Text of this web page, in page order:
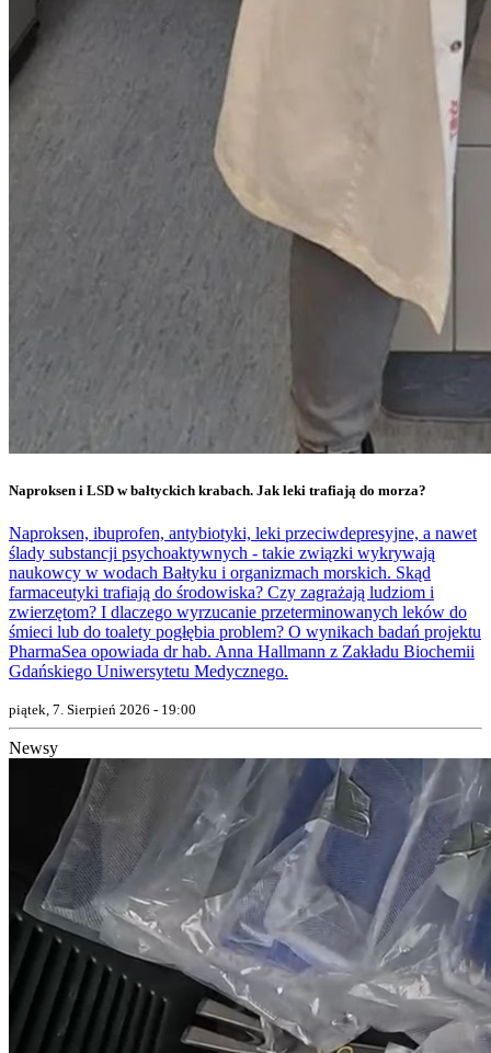
Naproksen i LSD w bałtyckich krabach. Jak leki trafiają do morza?
Naproksen, ibuprofen, antybiotyki, leki przeciwdepresyjne, a nawet
ślady substancji psychoaktywnych - takie związki wykrywają
naukowcy w wodach Bałtyku i organizmach morskich. Skąd
farmaceutyki trafiają do środowiska? Czy zagrażają ludziom i
zwierzętom? I dlaczego wyrzucanie przeterminowanych leków do
śmieci lub do toalety pogłębia problem? O wynikach badań projektu
PharmaSea opowiada dr hab. Anna Hallmann z Zakładu Biochemii
Gdańskiego Uniwersytetu Medycznego.
piątek, 7. Sierpień 2026 - 19:00
Newsy